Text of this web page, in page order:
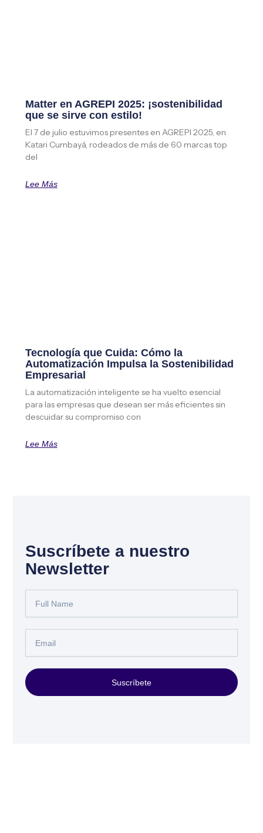
Matter en AGREPI 2025: ¡sostenibilidad
que se sirve con estilo!
El 7 de julio estuvimos presentes en AGREPI 2025, en
Katari Cumbayá, rodeados de más de 60 marcas top
del
Lee Más
Tecnología que Cuida: Cómo la
Automatización Impulsa la Sostenibilidad
Empresarial
La automatización inteligente se ha vuelto esencial
para las empresas que desean ser más eficientes sin
descuidar su compromiso con
Lee Más
Suscríbete a nuestro
Newsletter
Name
Suscríbete